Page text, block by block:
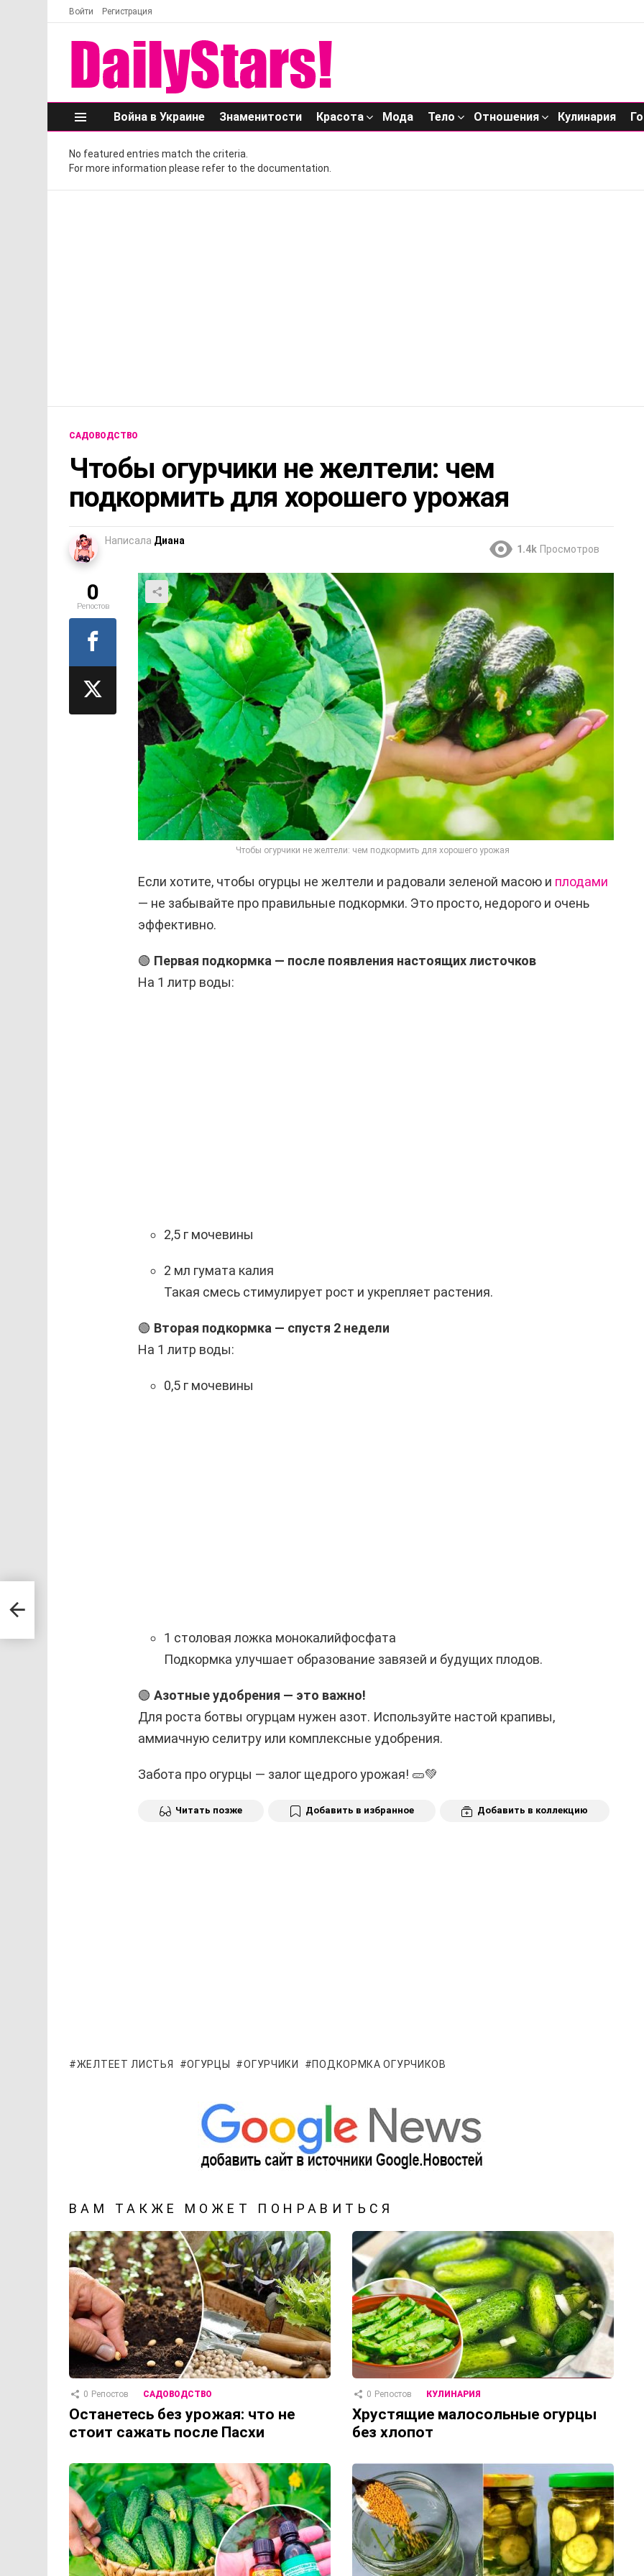
Войти Регистрация
Меню
Война в Украине Знаменитости Красота Мода Тело Отношения Кулинария
No featured entries match the criteria.
For more information please refer to the documentation.
САДОВОДСТВО
Чтобы огурчики не желтели: чем
подкормить для хорошего урожая
Написала Диана
1.4k Просмотров
Чтобы огурчики не желтели: чем подкормить для хорошего урожая
Если хотите, чтобы огурцы не желтели и радовали зеленой масою и плодами
— не забывайте про правильные подкормки. Это просто, недорого и очень
эффективно.
🟢 Первая подкормка — после появления настоящих листочков
На 1 литр воды:
2,5 г мочевины
2 мл гумата калия
Такая смесь стимулирует рост и укрепляет растения.
🟢 Вторая подкормка — спустя 2 недели
На 1 литр воды:
0,5 г мочевины
1 столовая ложка монокалийфосфата
Подкормка улучшает образование завязей и будущих плодов.
🟢 Азотные удобрения — это важно!
Для роста ботвы огурцам нужен азот. Используйте настой крапивы,
аммиачную селитру или комплексные удобрения.
Забота про огурцы — залог щедрого урожая! 🥒💚
Читать позже Добавить в избранное Добавить в коллекцию
0
Репостов
ЖЕЛТЕЕТ ЛИСТЬЯ ОГУРЦЫ ОГУРЧИКИ ПОДКОРМКА ОГУРЧИКОВ
ВАМ ТАКЖЕ МОЖЕТ ПОНРАВИТЬСЯ
0 Репостов САДОВОДСТВО
Останетесь без урожая: что не
стоит сажать после Пасхи
0 Репостов КУЛИНАРИЯ
Хрустящие малосольные огурцы
без хлопот